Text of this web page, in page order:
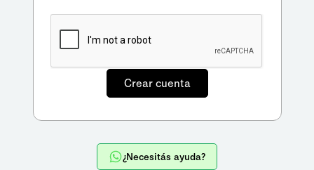
¿Necesitás ayuda?